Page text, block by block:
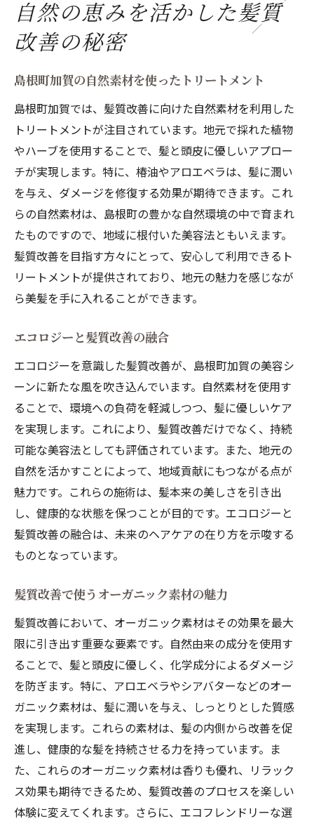
自然の恵みを活かした髪質
改善の秘密
島根町加賀の自然素材を使ったトリートメント
島根町加賀では、髪質改善に向けた自然素材を利用した
トリートメントが注目されています。地元で採れた植物
やハーブを使用することで、髪と頭皮に優しいアプロー
チが実現します。特に、椿油やアロエベラは、髪に潤い
を与え、ダメージを修復する効果が期待できます。これ
らの自然素材は、島根町の豊かな自然環境の中で育まれ
たものですので、地域に根付いた美容法ともいえます。
髪質改善を目指す方々にとって、安心して利用できるト
リートメントが提供されており、地元の魅力を感じなが
ら美髪を手に入れることができます。
エコロジーと髪質改善の融合
エコロジーを意識した髪質改善が、島根町加賀の美容シ
ーンに新たな風を吹き込んでいます。自然素材を使用す
ることで、環境への負荷を軽減しつつ、髪に優しいケア
を実現します。これにより、髪質改善だけでなく、持続
可能な美容法としても評価されています。また、地元の
自然を活かすことによって、地域貢献にもつながる点が
魅力です。これらの施術は、髪本来の美しさを引き出
し、健康的な状態を保つことが目的です。エコロジーと
髪質改善の融合は、未来のヘアケアの在り方を示唆する
ものとなっています。
髪質改善で使うオーガニック素材の魅力
髪質改善において、オーガニック素材はその効果を最大
限に引き出す重要な要素です。自然由来の成分を使用す
ることで、髪と頭皮に優しく、化学成分によるダメージ
を防ぎます。特に、アロエベラやシアバターなどのオー
ガニック素材は、髪に潤いを与え、しっとりとした質感
を実現します。これらの素材は、髪の内側から改善を促
進し、健康的な髪を持続させる力を持っています。ま
た、これらのオーガニック素材は香りも優れ、リラック
ス効果も期待できるため、髪質改善のプロセスを楽しい
体験に変えてくれます。さらに、エコフレンドリーな選